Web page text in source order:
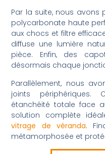
Par la suite, nous avons
polycarbonate haute
aux chocs et filtre
diffuse une lumière
pièce. Enfin, des
désormais chaque
Parallèlement, nous
joints périphériques.
étanchéité totale face
solution complète
vitrage de véranda.
métamorphosée et